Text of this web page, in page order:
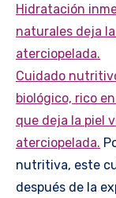
Hidratación
naturales deja
aterciopelada.
Cuidado
biológico, rico
que deja la piel
aterciopelada.
nutritiva, este
después de la